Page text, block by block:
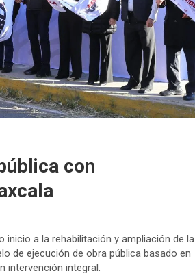
con
inicio a la rehabilitación y ampliación de la
de ejecución de obra pública basado en
intervención integral.